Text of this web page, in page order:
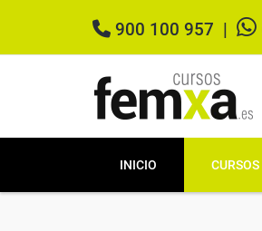
900 100 957
INICIO CURSOS